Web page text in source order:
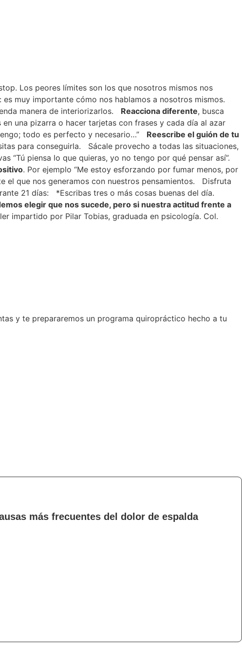
Los peores límites son los que nosotros mismos nos
es muy importante cómo nos hablamos a nosotros mismos.
manera de interiorizarlos. Reacciona diferente, busca
en una pizarra o hacer tarjetas con frases y cada día al azar
todo es perfecto y necesario…”
Reescribe el guión de tu
para conseguirla.
Sácale provecho a todas las situaciones,
“Tú piensa lo que quieras, yo no tengo por qué pensar así”.
. Por ejemplo “Me estoy esforzando por fumar menos, por
el que nos generamos con nuestros pensamientos.
Disfruta
21 días:
*Escribas tres o más cosas buenas del día.
elegir que nos sucede, pero si nuestra actitud frente a
impartido por Pilar Tobias, graduada en psicología. Col.
y te prepararemos un programa quiropráctico hecho a tu
más frecuentes del dolor de espalda